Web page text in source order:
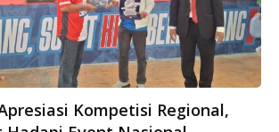
Kompetisi Regional,